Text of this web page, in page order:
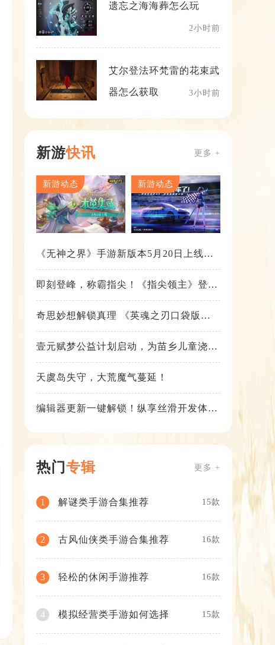
遗忘之海海葬怎么玩
2小时前
艾尔登法环梵雷的花束武
器怎么获取 3小时前
新游快讯 更多 +
新游动态 新游动态
《无神之界》手游新版本5月20日上线，
即刻登峰，称霸指尖！《指尖领主》登峰
奇思妙想解锁真理 《英魂之刃口袋版》
壹元赋梦公益计划启动，为苗乡儿童浇筑
天虞岛失守，大荒魔气蔓延！
编辑器更新一键解锁！纵享丝滑开发体
热门专辑 更多 +
1 解谜类手游合集推荐 15款
2 古风仙侠类手游合集推荐 16款
3 轻松的休闲手游推荐 16款
4 模拟经营类手游如何选择 15款